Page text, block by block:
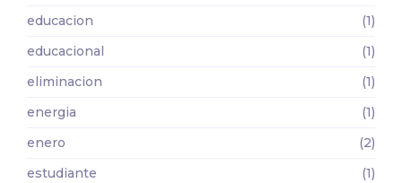
educacion
(1)
educacional
(1)
eliminacion
(1)
energia
(1)
enero
(2)
estudiante
(1)